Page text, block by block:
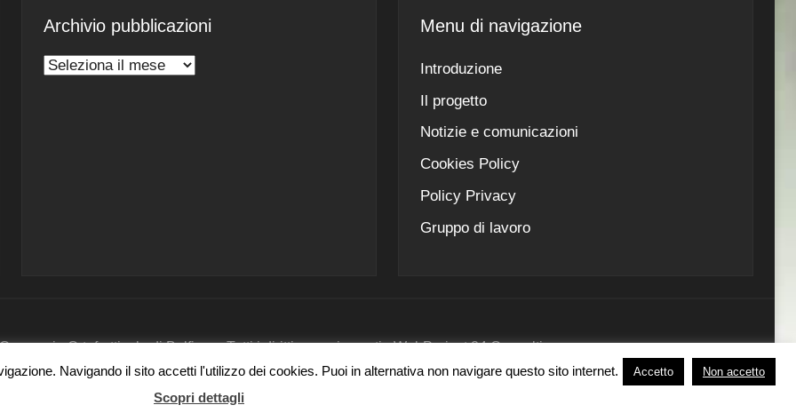
Archivio pubblicazioni
Archivio
Menu di navigazione
Introduzione
Il progetto
Notizie e comunicazioni
Cookies Policy
Policy Privacy
Gruppo di lavoro
Ortofrutticolo di Belfiore - Tutti i diritti sono riservati - WebProject 24 Consulting
Navigando il sito accetti l'utilizzo dei cookies. Puoi in alternativa non navigare questo sito internet.
Accetto Non accetto
Scopri dettagli